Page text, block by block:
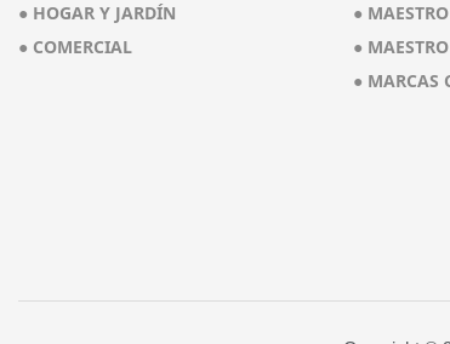
● HOGAR Y JARDÍN
● COMERCIAL
●
●
● MARCAS